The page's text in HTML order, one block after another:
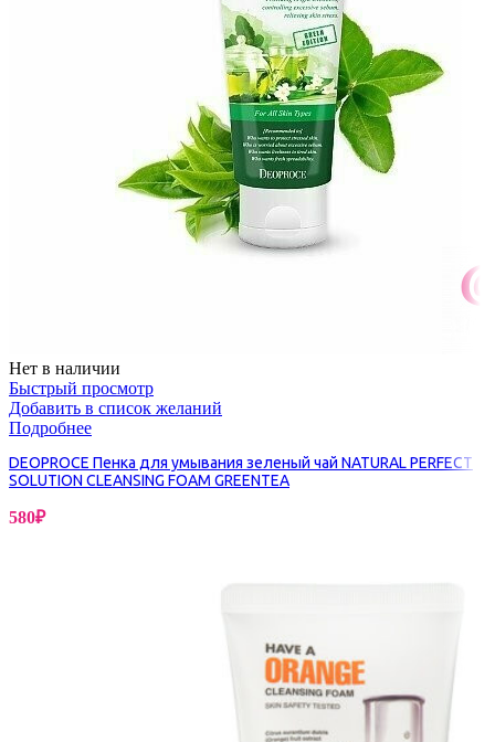
Нет в наличии
Быстрый просмотр
Добавить в список желаний
Подробнее
DEOPROCE Пенка для умывания зеленый чай NATURAL PERFECT
SOLUTION CLEANSING FOAM GREENTEA
580₽